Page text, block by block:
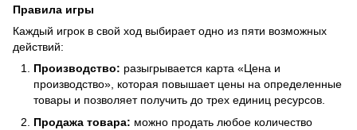
Правила игры
Каждый игрок в свой ход выбирает одно из пяти возможных
действий:
Производство: разыгрывается карта «Цена и
производство», которая повышает цены на определенные
товары и позволяет получить до трех единиц ресурсов.
Продажа товара: можно продать любое количество